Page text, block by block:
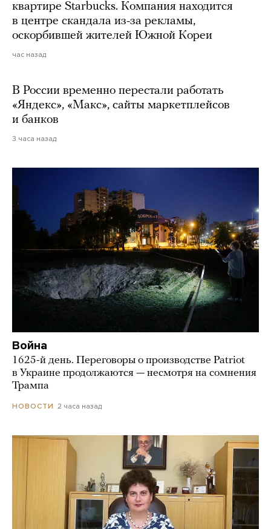
квартире Starbucks. Компания находится
в центре скандала из-за рекламы,
оскорбившей жителей Южной Кореи
час назад
В России временно перестали работать
«Яндекс», «Макс», сайты маркетплейсов
и банков
3 часа назад
Война
1625-й день. Переговоры о производстве Patriot
в Украине продолжаются — несмотря на сомнения
Трампа
НОВОСТИ 2 часа назад